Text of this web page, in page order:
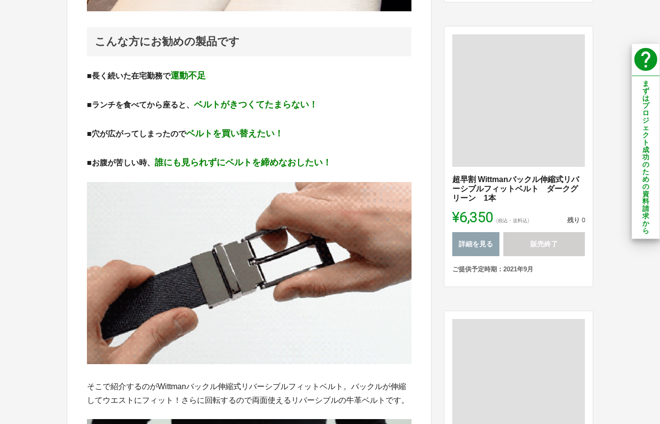
こんな方にお勧めの製品です
■長く続いた在宅勤務で運動不足
■ランチを食べてから座ると、 ベルトがきつくてたまらない！
■穴が広がってしまったのでベルトを買い替えたい！
■お腹が苦しい時、 誰にも見られずにベルトを締めなおしたい！
そこで紹介するのがWittmanバックル伸縮式リバーシブルフィットベルト。バックルが伸縮
してウエストにフィット！さらに回転するので両面使えるリバーシブルの牛革ベルトです。
超早割 Wittmanバックル伸縮式リバ
ーシブルフィットベルト ダークグ
リーン 1本
¥6,350 (税込・送料込) 残り 0
詳細を見る 販売終了
ご提供予定時期：2021年9月
help
ま
ず
は
プ
ロ
ジ
ェ
ク
ト
成
功
の
た
め
の
資
料
請
求
か
ら